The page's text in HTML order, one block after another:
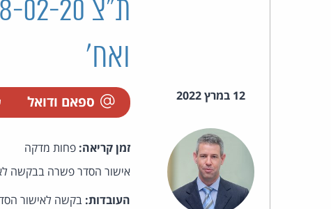
ואח'
12 במרץ 2022 ספאם ודואל
זמן קריאה: פחות מדקה
אישור הסדר פשרה בבקשה
העובדות: